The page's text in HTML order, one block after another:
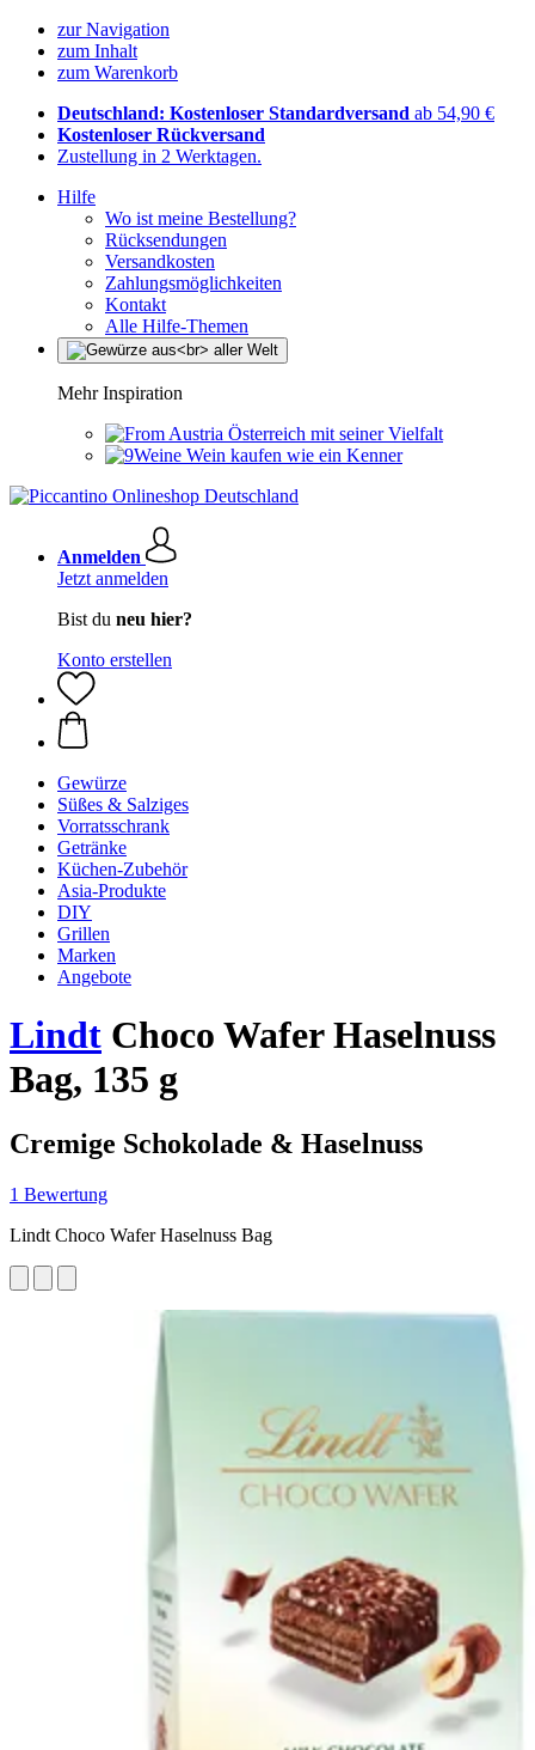
zur Navigation
zum Inhalt
zum Warenkorb
Deutschland: Kostenloser Standardversand ab 54,90 €
Kostenloser Rückversand
Zustellung in 2 Werktagen.
Hilfe
Wo ist meine Bestellung?
Rücksendungen
Versandkosten
Zahlungsmöglichkeiten
Kontakt
Alle Hilfe-Themen
Mehr Inspiration
Österreich mit seiner Vielfalt
Wein kaufen wie ein Kenner
Anmelden
Jetzt anmelden
Bist du neu hier?
Konto erstellen
Gewürze
Süßes & Salziges
Vorratsschrank
Getränke
Küchen-Zubehör
Asia-Produkte
DIY
Grillen
Marken
Angebote
Lindt Choco Wafer Haselnuss
Bag, 135 g
Cremige Schokolade & Haselnuss
1 Bewertung
Lindt Choco Wafer Haselnuss Bag